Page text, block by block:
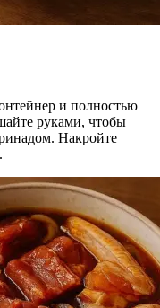
и полностью
руками, чтобы
Накройте